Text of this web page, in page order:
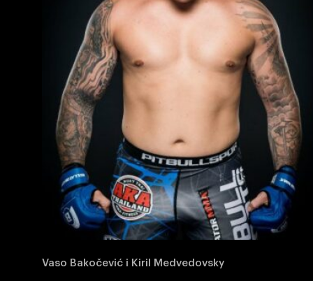
Vaso Bakočević i Kiril Medvedovsky